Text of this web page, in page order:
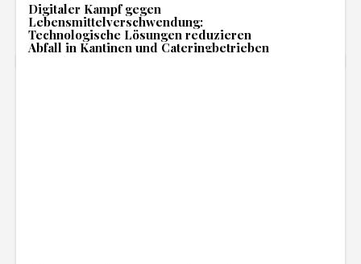
Digitaler Kampf gegen
Lebensmittelverschwendung:
Technologische Lösungen reduzieren
Abfall in Kantinen und Cateringbetrieben